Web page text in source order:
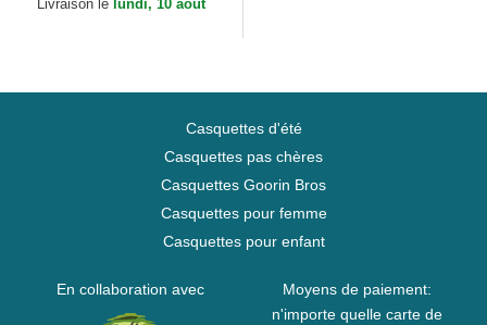
Livraison le lundi, 10 aout
Casquettes d'été
Casquettes pas chères
Casquettes Goorin Bros
Casquettes pour femme
Casquettes pour enfant
En collaboration avec
Moyens de paiement:
n'importe quelle carte de